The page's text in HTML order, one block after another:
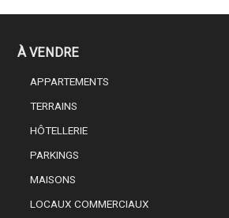
À VENDRE
APPARTEMENTS
TERRAINS
HÔTELLERIE
PARKINGS
MAISONS
LOCAUX COMMERCIAUX